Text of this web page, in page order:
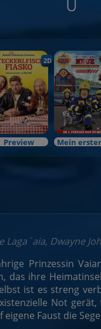
2D
Preview
Laga´aia, Dwayne
Prinzessin
das ihre
ist es streng
Not
eigene Faust die